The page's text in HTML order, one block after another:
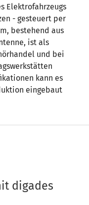
Elektrofahrzeugs
- gesteuert per
bestehend aus
ist als
und bei
kann es
eingebaut
digades